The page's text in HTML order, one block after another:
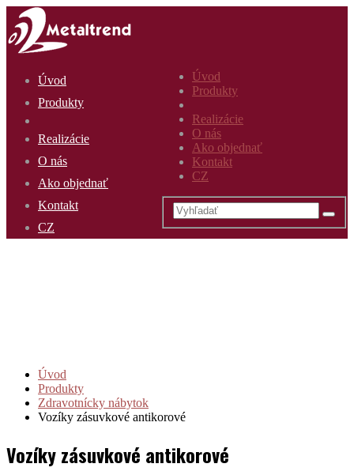
Úvod
Produkty
Realizácie
O nás
Ako objednať
Kontakt
CZ
Úvod
Produkty
Realizácie
O nás
Ako objednať
Kontakt
CZ
Úvod
Produkty
Zdravotnícky nábytok
Vozíky zásuvkové antikorové
Vozíky zásuvkové antikorové